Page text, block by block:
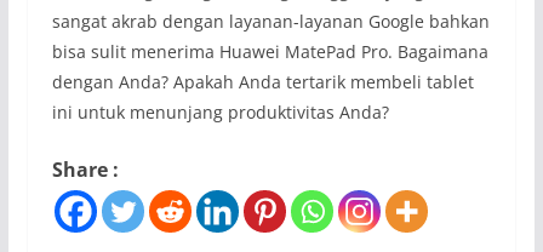
sangat akrab dengan layanan-layanan Google bahkan
bisa sulit menerima Huawei MatePad Pro. Bagaimana
dengan Anda? Apakah Anda tertarik membeli tablet
ini untuk menunjang produktivitas Anda?
Share :